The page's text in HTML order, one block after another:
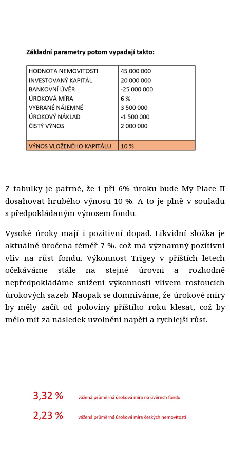
Z tabulky je patrné, že i při 6% úroku bude My Place II
dosahovat hrubého výnosu 10 %. A to je plně v souladu
s předpokládaným výnosem fondu.
Vysoké úroky mají i pozitivní dopad. Likvidní složka je
aktuálně úročena téměř 7 %, což má významný pozitivní
vliv na růst fondu. Výkonnost Trigey v příštích letech
očekáváme stále na stejné úrovni a rozhodně
nepředpokládáme snížení výkonnosti vlivem rostoucích
úrokových sazeb. Naopak se domníváme, že úrokové míry
by měly začít od poloviny příštího roku klesat, což by
mělo mít za následek uvolnění napětí a rychlejší růst.